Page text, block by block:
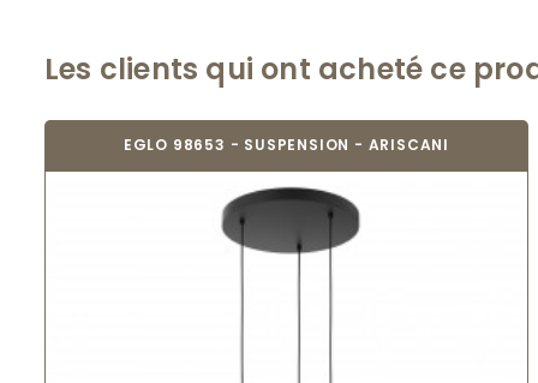
Les clients qui ont acheté ce
EGLO 98653 - SUSPENSION - ARISCANI